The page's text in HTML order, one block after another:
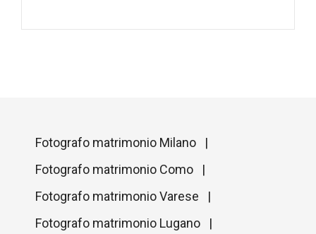
Fotografo matrimonio Milano |
Fotografo matrimonio Como |
Fotografo matrimonio Varese |
Fotografo matrimonio Lugano |